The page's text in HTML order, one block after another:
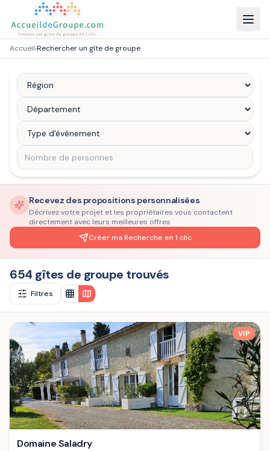
Accueil›Rechercher un gîte de groupe
Recevez des propositions personnalisées
Décrivez votre projet et les propriétaires vous contactent
directement avec leurs meilleures offres
Créer ma Recherche en 1 clic
654 gîtes de groupe trouvés
Filtres
VIP
Domaine Saladry